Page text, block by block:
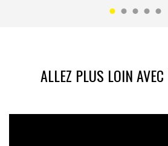
ALLEZ PLUS LOIN